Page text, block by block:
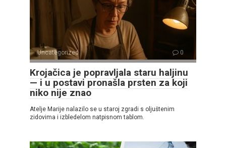
Uncategorized 0
Krojačica je popravljala staru haljinu
— i u postavi pronašla prsten za koji
niko nije znao
Atelje Marije nalazilo se u staroj zgradi s oljuštenim
zidovima i izbledelom natpisnom tablom.